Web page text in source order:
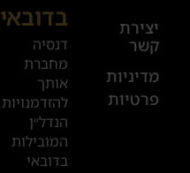
יצירת
קשר
מדיניות
פרטיות
+972
52
601
2019
המשרדים
בדובאי
דנסיה
מחברת
אותך
להזדמנויות
הנדל״ן
המובילות
בדובאי